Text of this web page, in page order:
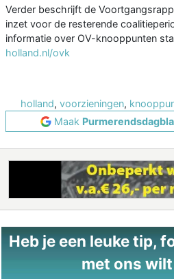
Verder beschrijft de
inzet voor de resterende
informatie over OV-knooppunten
holland.nl/ovk
holland, voorzieningen,
Maak
Heb je een leuke tip,
met ons